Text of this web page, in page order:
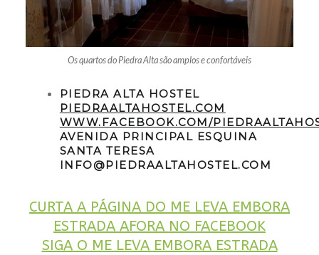
Os quartos do Piedra Alta são amplos e confortáveis
PIEDRA ALTA HOSTEL
PIEDRAALTAHOSTEL.COM
WWW.FACEBOOK.COM/
AVENIDA PRINCIPAL ESQUINA
SANTA TERESA
INFO@PIEDRAALTAHOSTEL.COM
CURTA A PÁGINA DO ME LEVA EMBORA
ESTRADA AFORA NO FACEBOOK
SIGA O ME LEVA EMBORA ESTRADA